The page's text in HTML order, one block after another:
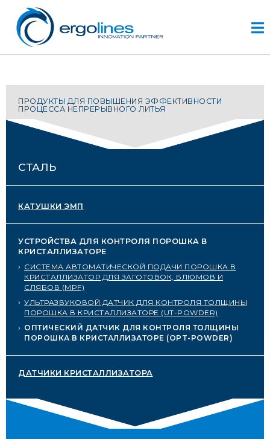
ПРОДУКТЫ
разработка проектов
r&d
история
КОНТАКТЫ
DOWNLOAD
NEWS
EN IT ES
content
ПРОДУКТЫ ДЛЯ ПОВЫШЕНИЯ ЭФФЕКТИВНОСТИ
ПРОЦЕССА НЕПРЕРЫВНОГО ЛИТЬЯ
СТАЛЬ
КАТУШКИ ЭМП
УСТРОЙСТВА ДЛЯ КОНТРОЛЯ ПОРОШКА В
КРИСТАЛЛИЗАТОРЕ
СИСТЕМА АВТОМАТИЧЕСКОЙ ПОДАЧИ ПОРОШКА В
КРИСТАЛЛИЗАТОР ДЛЯ ЗАГОТОВОК, БЛЮМОВ И
СЛЯБОВ (MPF)
УЛЬТРАЗВУКОВОЙ ДАТЧИК ДЛЯ КОНТРОЛЯ ТОЛЩИНЫ
ПОРОШКА В КРИСТАЛЛИЗАТОРЕ (UT-POWDER)
ОПТИЧЕСКИЙ ДАТЧИК ДЛЯ КОНТРОЛЯ ТОЛЩИНЫ
ПОРОШКА В КРИСТАЛЛИЗАТОРЕ (OPT-POWDER)
ДАТЧИКИ КРИСТАЛЛИЗАТОРА